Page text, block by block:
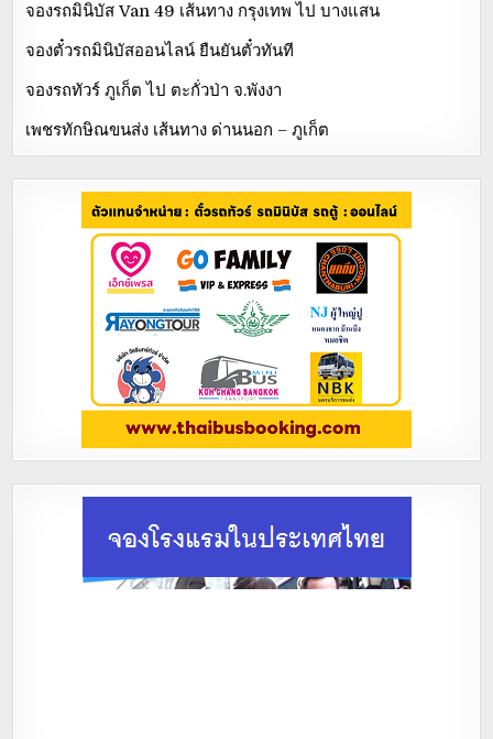
จองรถมินิบัส Van 49 เส้นทาง กรุงเทพ ไป บางแสน
จองตั๋วรถมินิบัสออนไลน์ ยืนยันตั๋วทันที
จองรถทัวร์ ภูเก็ต ไป ตะกั่วป่า จ.พังงา
เพชรทักษิณขนส่ง เส้นทาง ด่านนอก – ภูเก็ต